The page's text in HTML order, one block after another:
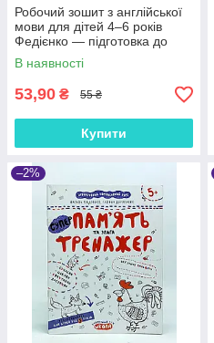
Робочий зошит з англійської
мови для дітей 4–6 років
Федієнко — підготовка до
школи, частина 2, 32 стор.
В наявності
53,90 ₴ 55 ₴
Купити
–2%